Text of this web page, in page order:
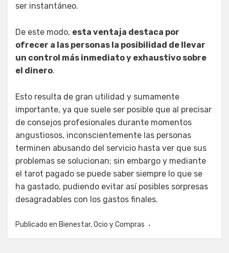
ser instantáneo.
De este modo, esta ventaja destaca por
ofrecer a las personas la posibilidad de llevar
un control más inmediato y exhaustivo sobre
el dinero.
Esto resulta de gran utilidad y sumamente
importante, ya que suele ser posible que al precisar
de consejos profesionales durante momentos
angustiosos, inconscientemente las personas
terminen abusando del servicio hasta ver que sus
problemas se solucionan; sin embargo y mediante
el tarot pagado se puede saber siempre lo que se
ha gastado, pudiendo evitar así posibles sorpresas
desagradables con los gastos finales.
Publicado en Bienestar,Ocio y Compras